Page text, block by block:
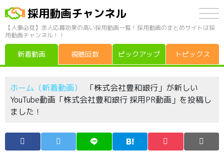
採用動画チャンネル
【人事必見】求人応募効果の高い採用動画一覧！採用動画のまとめサイトは採
用動画チャンネル！！
新着動画 視聴回数 ピックアップ トピックス
ホーム（新着動画）
「株式会社豊和銀行」が新しい
YouTube動画「株式会社豊和銀行 採用PR動画」を投稿し
ました！